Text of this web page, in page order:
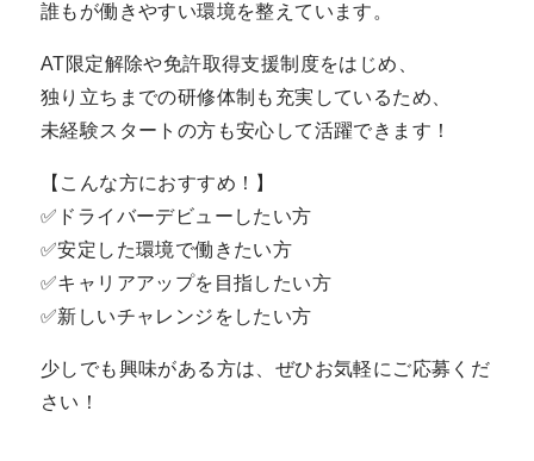
誰もが働きやすい環境を整えています。
AT限定解除や免許取得支援制度をはじめ、
独り立ちまでの研修体制も充実しているため、
未経験スタートの方も安心して活躍できます！
【こんな方におすすめ！】
✅ドライバーデビューしたい方
✅安定した環境で働きたい方
✅キャリアアップを目指したい方
✅新しいチャレンジをしたい方
少しでも興味がある方は、ぜひお気軽にご応募くだ
さい！